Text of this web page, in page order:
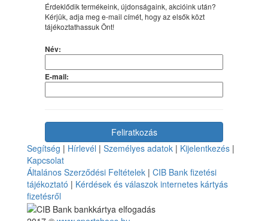
Érdeklődik termékeink, újdonságaink, akcióink után?
Kérjük, adja meg e-mail címét, hogy az elsők közt
tájékoztathassuk Önt!
Név:
E-mail:
Segítség | Hírlevél | Személyes adatok | Kijelentkezés |
Kapcsolat
Általános Szerződési Feltételek | CIB Bank fizetési
tájékoztató | Kérdések és válaszok internetes kártyás
fizetésről